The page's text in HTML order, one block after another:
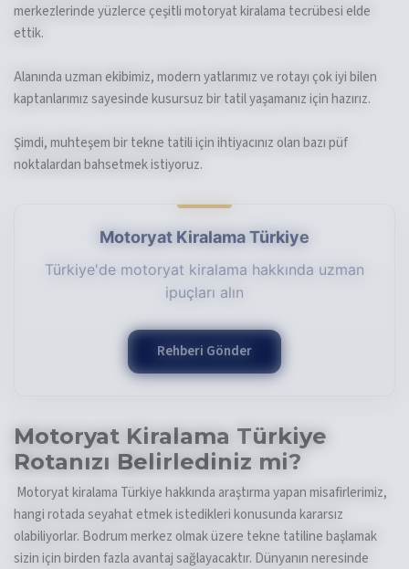
merkezlerinde yüzlerce çeşitli motoryat kiralama tecrübesi elde
ettik.
Alanında uzman ekibimiz, modern yatlarımız ve rotayı çok iyi bilen
kaptanlarımız sayesinde kusursuz bir tatil yaşamanız için hazırız.
Şimdi, muhteşem bir tekne tatili için ihtiyacınız olan bazı püf
noktalardan bahsetmek istiyoruz.
Motoryat Kiralama Türkiye
Türkiye'de motoryat kiralama hakkında uzman
ipuçları alın
Rehberi Gönder
Motoryat Kiralama Türkiye
Rotanızı Belirlediniz mi?
Motoryat kiralama Türkiye hakkında araştırma yapan misafirlerimiz,
hangi rotada seyahat etmek istedikleri konusunda kararsız
olabiliyorlar. Bodrum merkez olmak üzere tekne tatiline başlamak
sizin için birden fazla avantaj sağlayacaktır. Dünyanın neresinde